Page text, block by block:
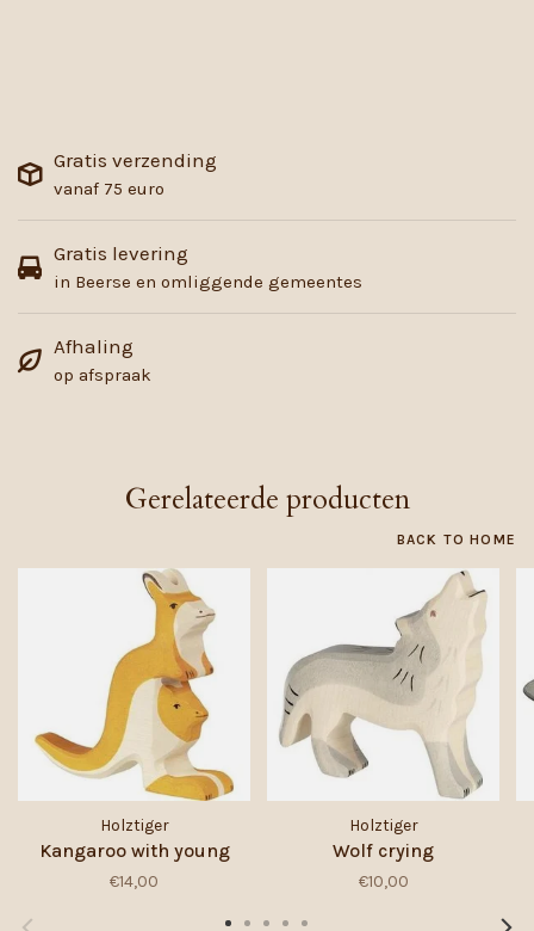
Gratis verzending
vanaf 75 euro
Gratis levering
in Beerse en omliggende gemeentes
Afhaling
op afspraak
Gerelateerde producten
BACK TO HOME
Holztiger
Kangaroo with young
€14,00
Holztiger
Wolf crying
€10,00